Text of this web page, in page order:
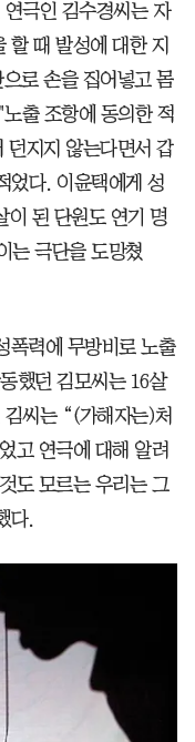
극인 김수경씨는 자
할 때 발성에 대한 지
로 손을 집어넣고 몸
출 조항에 동의한 적
던지지 않는다면서 갑
었다. 이윤택에게 성
이 된 단원도 연기 명
는 극단을 도망쳤
폭력에 무방비로 노출
했던 김모씨는 16살
씨는 “(가해자는)처
고 연극에 대해 알려
도 모르는 우리는 그
다.